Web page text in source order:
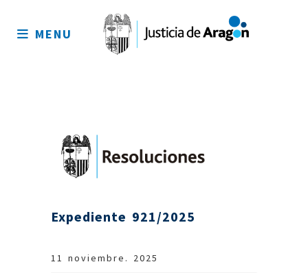
sitio
MENU
Expediente 921/2025
11 noviembre. 2025